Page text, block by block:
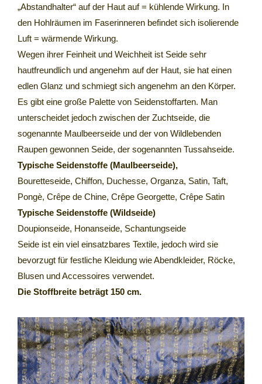
„Abstandhalter“ auf der Haut auf = kühlende Wirkung. In
den Hohlräumen im Faserinneren befindet sich isolierende
Luft = wärmende Wirkung.
Wegen ihrer Feinheit und Weichheit ist Seide sehr
hautfreundlich und angenehm auf der Haut, sie hat einen
edlen Glanz und schmiegt sich angenehm an den Körper.
Es gibt eine große Palette von Seidenstoffarten. Man
unterscheidet jedoch zwischen der Zuchtseide, die
sogenannte Maulbeerseide und der von Wildlebenden
Raupen gewonnen Seide, der sogenannten Tussahseide.
Typische Seidenstoffe (Maulbeerseide),
Bouretteseide, Chiffon, Duchesse, Organza, Satin, Taft,
Pongè, Crêpe de Chine, Crêpe Georgette, Crêpe Satin
Typische Seidenstoffe (Wildseide)
Doupionseide, Honanseide, Schantungseide
Seide ist ein viel einsatzbares Textile, jedoch wird sie
bevorzugt für festliche Kleidung wie Abendkleider, Röcke,
Blusen und Accessoires verwendet.
Die Stoffbreite beträgt 150 cm.